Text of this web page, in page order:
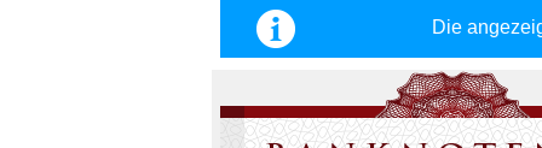
Die